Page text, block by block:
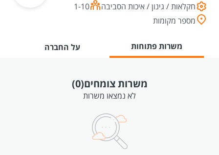
חקלאות / גינון / איכות הסביבה
1-10
מספר מקומות
משרות פתוחות על החברה
משרות צומחים(0)
לא נמצאו משרות